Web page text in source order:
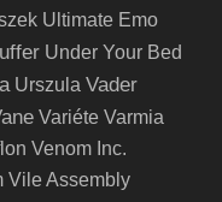
Ultimate Emo
Under Your Bed
Urszula Vader
Variéte Varmia
Venom Inc.
Vile Assembly